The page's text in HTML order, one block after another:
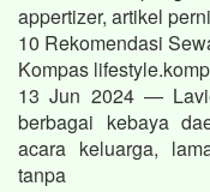
appertizer, artikel
10 Rekomendasi
Kompas
13 Jun 2024 —
berbagai kebaya
acara keluarga,
tanpa